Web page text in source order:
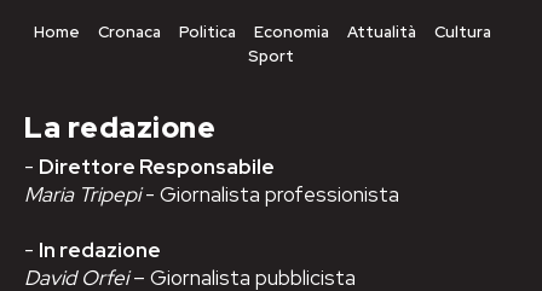
Home Cronaca Politica Economia Attualità
Cultura
Sport
La redazione
- Direttore Responsabile
Maria Tripepi- Giornalista professionista
- In redazione
David Orfei– Giornalista pubblicista